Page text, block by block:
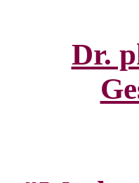
Dr.